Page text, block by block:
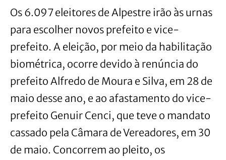
Os 6.097 eleitores de Alpestre irão às urnas
para escolher novos prefeito e vice-
prefeito. A eleição, por meio da habilitação
biométrica, ocorre devido à renúncia do
prefeito Alfredo de Moura e Silva, em 28 de
maio desse ano, e ao afastamento do vice-
prefeito Genuir Cenci, que teve o mandato
cassado pela Câmara de Vereadores, em 30
de maio. Concorrem ao pleito, os